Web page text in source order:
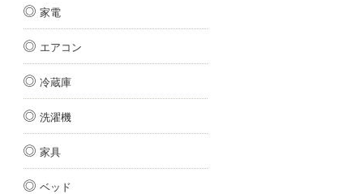
家電
エアコン
冷蔵庫
洗濯機
家具
ベッド